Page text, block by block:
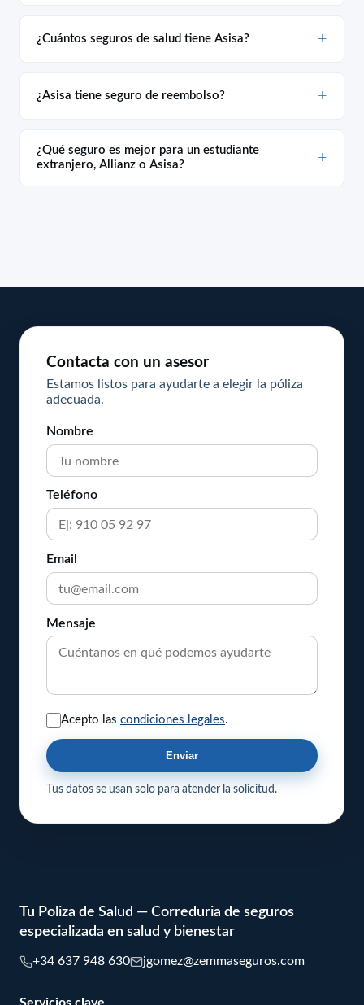
¿Cuántos seguros de salud tiene Asisa?
¿Asisa tiene seguro de reembolso?
¿Qué seguro es mejor para un estudiante
extranjero, Allianz o Asisa?
Contacta con un asesor
Estamos listos para ayudarte a elegir la póliza
adecuada.
Nombre
Teléfono
Email
Mensaje
Acepto las condiciones legales.
Enviar
Tus datos se usan solo para atender la solicitud.
Tu Poliza de Salud — Correduria de seguros
especializada en salud y bienestar
+34 637 948 630 jgomez@zemmaseguros.com
Servicios clave